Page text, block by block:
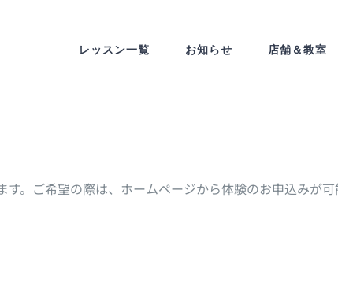
レッスン一覧 お知らせ 店舗＆教室
。ご希望の際は、ホームページから体験のお申込みが可